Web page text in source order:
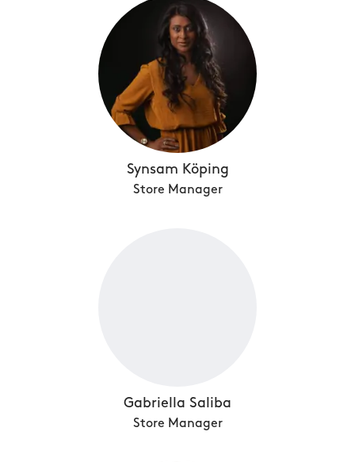
Synsam Köping
Store Manager
Gabriella Saliba
Store Manager